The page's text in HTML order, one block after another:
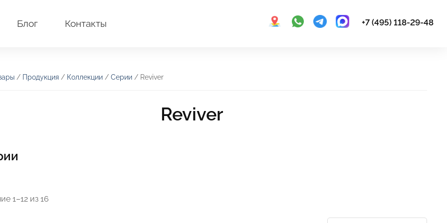
Блог Контакты +7 (495) 118-29-48
/ Продукция / Коллекции / Серии / Reviver
Reviver
1–12 из 16